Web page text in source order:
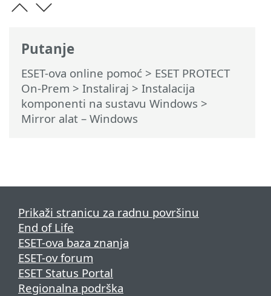
Putanje
ESET-ova online pomoć > ESET PROTECT
On-Prem > Instaliraj > Instalacija
komponenti na sustavu Windows >
Mirror alat – Windows
Prikaži stranicu za radnu površinu
End of Life
ESET-ova baza znanja
ESET-ov forum
ESET Status Portal
Regionalna podrška